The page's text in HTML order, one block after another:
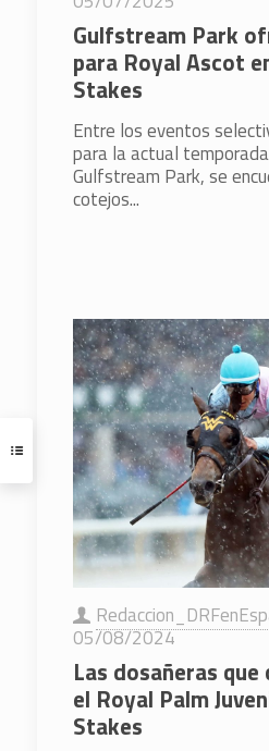
Gulfstream Park
para Royal Ascot
Stakes
Entre los eventos
para la actual
Gulfstream Park, se
cotejos...
05/08/2024
Las dosañeras
el Royal Palm
Stakes